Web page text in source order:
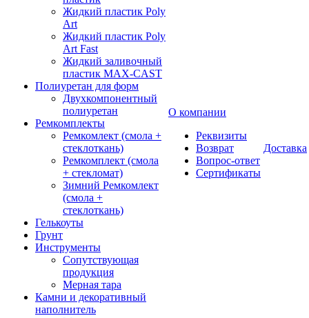
Жидкий пластик Poly
Art
Жидкий пластик Poly
Art Fast
Жидкий заливочный
пластик MAX-CAST
Полиуретан для форм
Двухкомпонентный
полиуретан
Ремкомплекты
Ремкомлект (смола +
стеклоткань)
Ремкомплект (смола
+ стекломат)
Зимний Ремкомлект
(смола +
стеклоткань)
Гелькоуты
Грунт
Инструменты
Сопутствующая
продукция
Мерная тара
Камни и декоративный
наполнитель
О компании
Реквизиты
Возврат
Вопрос-ответ
Сертификаты
Доставка